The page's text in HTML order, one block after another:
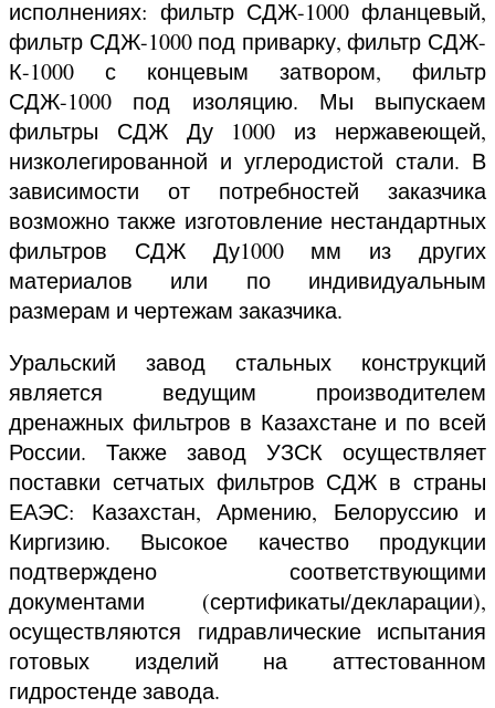
исполнениях: фильтр СДЖ-1000 фланцевый,
фильтр СДЖ-1000 под приварку, фильтр СДЖ-
К-1000 с концевым затвором, фильтр
СДЖ-1000 под изоляцию. Мы выпускаем
фильтры СДЖ Ду 1000 из нержавеющей,
низколегированной и углеродистой стали. В
зависимости от потребностей заказчика
возможно также изготовление нестандартных
фильтров СДЖ Ду1000 мм из других
материалов или по индивидуальным
размерам и чертежам заказчика.
Уральский завод стальных конструкций
является ведущим производителем
дренажных фильтров в Казахстане и по всей
России. Также завод УЗСК осуществляет
поставки сетчатых фильтров СДЖ в страны
ЕАЭС: Казахстан, Армению, Белоруссию и
Киргизию. Высокое качество продукции
подтверждено соответствующими
документами (сертификаты/декларации),
осуществляются гидравлические испытания
готовых изделий на аттестованном
гидростенде завода.